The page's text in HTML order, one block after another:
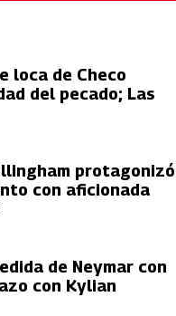
loca de Checo
del pecado; Las
protagonizó
con aficionada
de Neymar con
con Kylian